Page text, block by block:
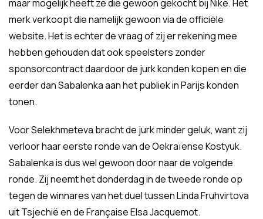
maar mogelijk heeft ze die gewoon gekocht bij Nike. Het
merk verkoopt die namelijk gewoon via de officiële
website. Het is echter de vraag of zij er rekening mee
hebben gehouden dat ook speelsters zonder
sponsorcontract daardoor de jurk konden kopen en die
eerder dan Sabalenka aan het publiek in Parijs konden
tonen.
Voor Selekhmeteva bracht de jurk minder geluk, want zij
verloor haar eerste ronde van de Oekraïense Kostyuk.
Sabalenka is dus wel gewoon door naar de volgende
ronde. Zij neemt het donderdag in de tweede ronde op
tegen de winnares van het duel tussen Linda Fruhvirtova
uit Tsjechië en de Française Elsa Jacquemot.